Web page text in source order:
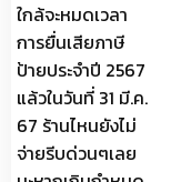
ใกล้จะหมดเวลา
การยื่นเสียภาษี
ป้ายประจำปี 2567
แล้วในวันที่ 31 มี.ค.
67 ร้านไหนยังไม่
จ่ายรีบด่วนๆเลย